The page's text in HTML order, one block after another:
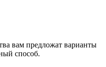
вам предложат варианты
способ.